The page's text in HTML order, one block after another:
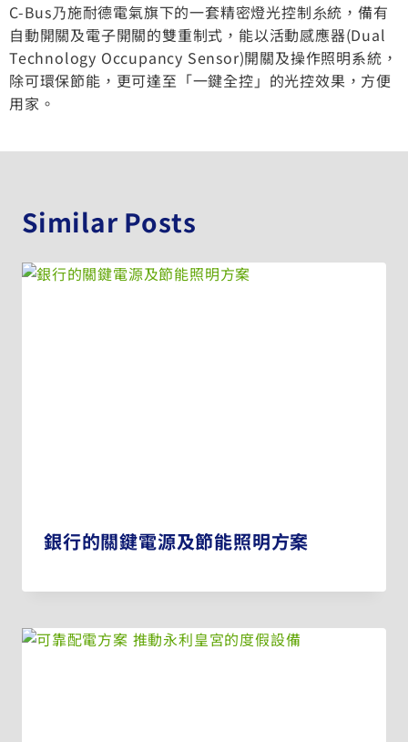
C-Bus乃施耐德電氣旗下的一套精密燈光控制糸統，備有
自動開關及電子開關的雙重制式，能以活動感應器(Dual
Technology Occupancy Sensor)開關及操作照明系統，
除可環保節能，更可達至「一鍵全控」的光控效果，方便
用家。
Similar Posts
銀行的關鍵電源及節能照明方案